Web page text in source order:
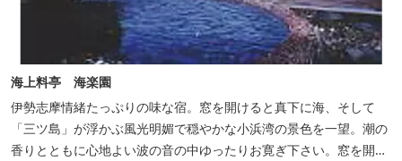
海上料亭 海楽園
伊勢志摩情緒たっぷりの味な宿。窓を開けると真下に海、そして
「三ツ島」が浮かぶ風光明媚で穏やかな小浜湾の景色を一望。潮の
香りとともに心地よい波の音の中ゆったりお寛ぎ下さい。窓を開け